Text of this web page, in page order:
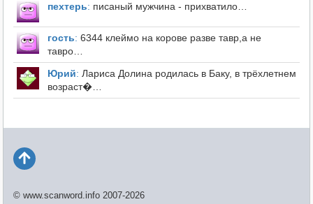
пехтерь: писаный мужчина - прихватило…
гость: 6344 клеймо на корове разве тавр,а не
тавро…
Юрий: Лариса Долина родилась в Баку, в трёхлетнем
возраст�…
© www.scanword.info 2007-2026